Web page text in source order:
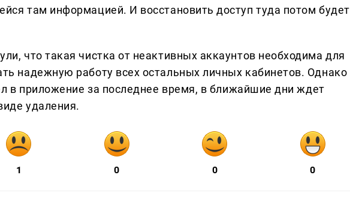
там информацией. И восстановить доступ туда потом будет
что такая чистка от неактивных аккаунтов необходима для
надежную работу всех остальных личных кабинетов. Однако
в приложение за последнее время, в ближайшие дни ждет
удаления.
1 0 0 0